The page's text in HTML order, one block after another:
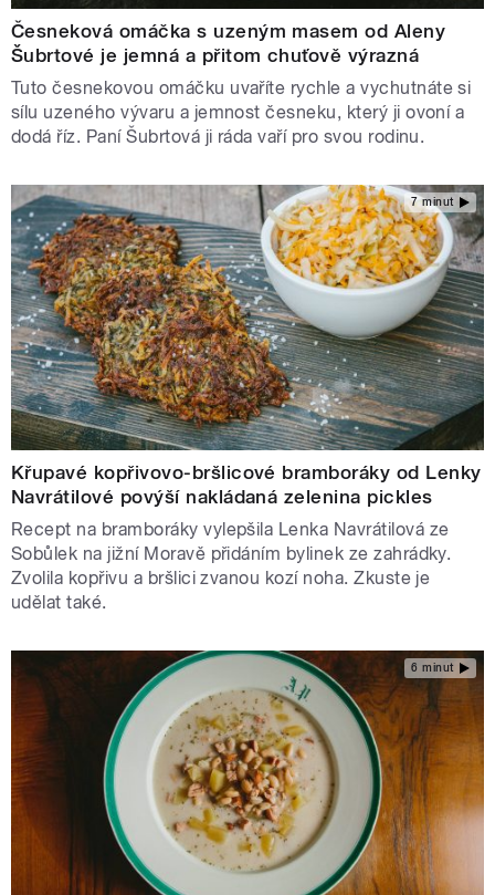
Česneková omáčka s uzeným masem od Aleny
Šubrtové je jemná a přitom chuťově výrazná
Tuto česnekovou omáčku uvaříte rychle a vychutnáte si
sílu uzeného vývaru a jemnost česneku, který ji ovoní a
dodá říz. Paní Šubrtová ji ráda vaří pro svou rodinu.
7 minut
Křupavé kopřivovo-bršlicové bramboráky od Lenky
Navrátilové povýší nakládaná zelenina pickles
Recept na bramboráky vylepšila Lenka Navrátilová ze
Sobůlek na jižní Moravě přidáním bylinek ze zahrádky.
Zvolila kopřivu a bršlici zvanou kozí noha. Zkuste je
udělat také.
6 minut